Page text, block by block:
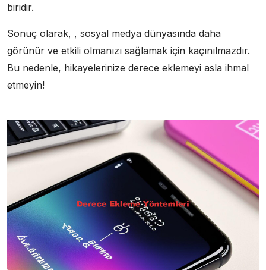
biridir.
Sonuç olarak, , sosyal medya dünyasında daha
görünür ve etkili olmanızı sağlamak için kaçınılmazdır.
Bu nedenle, hikayelerinize derece eklemeyi asla ihmal
etmeyin!